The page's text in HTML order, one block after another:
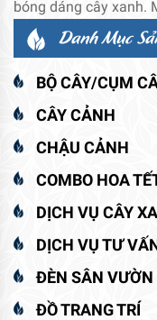
bóng dáng cây xanh.
Danh Mục
BỘ CÂY/CỤM
CÂY CẢNH
CHẬU CẢNH
COMBO HOA
DỊCH VỤ CÂY
DỊCH VỤ TƯ
ĐÈN SÂN VƯỜN
ĐỒ TRANG TRÍ